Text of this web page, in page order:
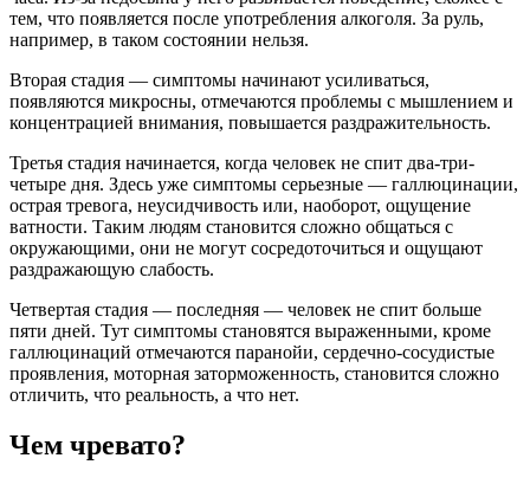
тем, что появляется после употребления алкоголя. За руль,
например, в таком состоянии нельзя.
Вторая стадия — симптомы начинают усиливаться,
появляются микросны, отмечаются проблемы с мышлением и
концентрацией внимания, повышается раздражительность.
Третья стадия начинается, когда человек не спит два-три-
четыре дня. Здесь уже симптомы серьезные — галлюцинации,
острая тревога, неусидчивость или, наоборот, ощущение
ватности. Таким людям становится сложно общаться с
окружающими, они не могут сосредоточиться и ощущают
раздражающую слабость.
Четвертая стадия — последняя — человек не спит больше
пяти дней. Тут симптомы становятся выраженными, кроме
галлюцинаций отмечаются паранойи, сердечно-сосудистые
проявления, моторная заторможенность, становится сложно
отличить, что реальность, а что нет.
Чем чревато?